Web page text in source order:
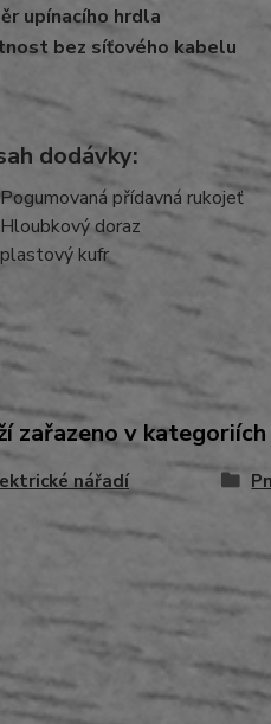
upínacího hrdla
bez síťového kabelu
dodávky:
Pogumovaná přídavná rukojeť
Hloubkový doraz
plastový kufr
zařazeno v kategoriích
nářadí